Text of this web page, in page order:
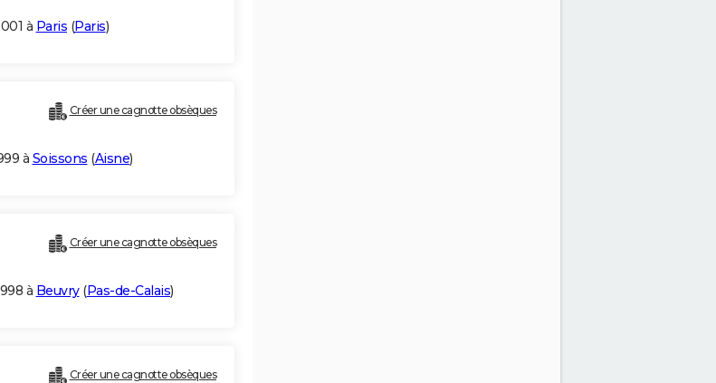
à Paris (Paris)
Créer une cagnotte obsèques
à Soissons (Aisne)
Créer une cagnotte obsèques
à Beuvry(Pas-de-Calais)
Créer une cagnotte obsèques